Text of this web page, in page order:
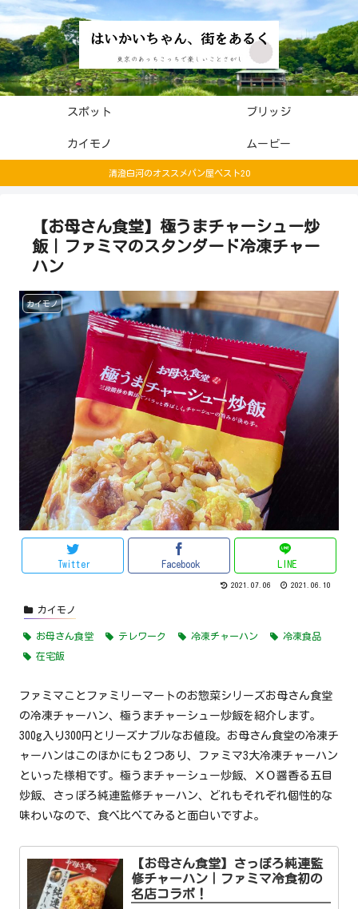
スポット ブリッジ
カイモノ ムービー
清澄白河のオススメパン屋ベスト20
【お母さん食堂】極うまチャーシュー炒
飯｜ファミマのスタンダード冷凍チャー
ハン
カイモノ
Twitter Facebook LINE
2021.07.06 2021.06.10
カイモノ
お母さん食堂 テレワーク 冷凍チャーハン 冷凍食品
在宅飯
ファミマことファミリーマートのお惣菜シリーズお母さん食堂
の冷凍チャーハン、極うまチャーシュー炒飯を紹介します。
300g入り300円とリーズナブルなお値段。お母さん食堂の冷凍チ
ャーハンはこのほかにも２つあり、ファミマ3大冷凍チャーハン
といった様相です。極うまチャーシュー炒飯、ＸＯ醤香る五目
炒飯、さっぽろ純連監修チャーハン、どれもそれぞれ個性的な
味わいなので、食べ比べてみると面白いですよ。
【お母さん食堂】さっぽろ純連監
修チャーハン｜ファミマ冷食初の
名店コラボ！